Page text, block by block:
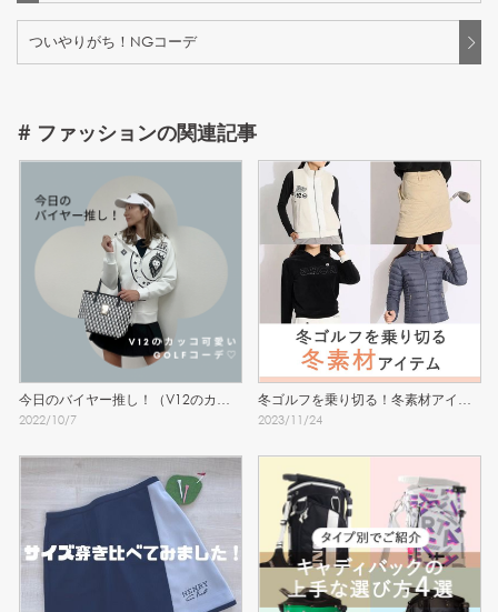
ついやりがち！NGコーデ
# ファッションの関連記事
今日のバイヤー推し！（V12のカッ
コ可愛いGOLFコーデ♡）
2022/10/7
冬ゴルフを乗り切る！冬素材アイテ
ム
2023/11/24